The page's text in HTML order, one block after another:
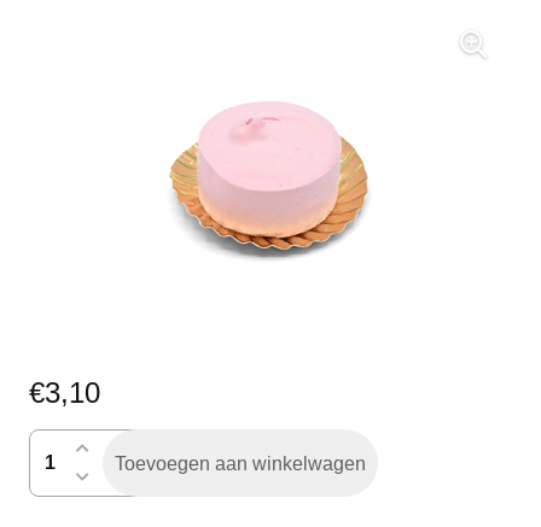
€3,10
suikervrij
gebakje
Toevoegen aan winkelwagen